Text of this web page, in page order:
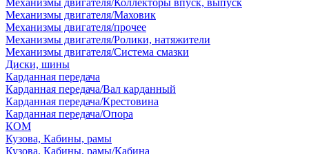
Механизмы двигателя/Коллекторы впуск, выпуск
Механизмы двигателя/Маховик
Механизмы двигателя/прочее
Механизмы двигателя/Ролики, натяжители
Механизмы двигателя/Система смазки
Диски, шины
Карданная передача
Карданная передача/Вал карданный
Карданная передача/Крестовина
Карданная передача/Опора
КОМ
Кузова, Кабины, рамы
Кузова, Кабины, рамы/Кабина